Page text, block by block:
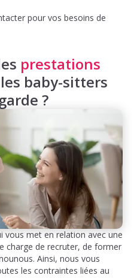
pour vos besoins de
prestations
baby-sitters
?
vous met en relation avec une
charge de recruter, de former
Ainsi, nous vous
les contraintes liées au